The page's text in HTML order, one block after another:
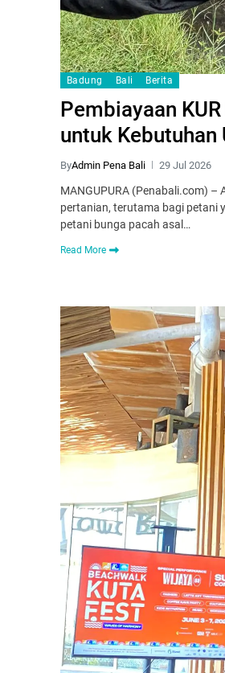
Badung Bali Berita
Pembiayaan
untuk Kebutuhan
ByAdmin Pena Bali 29 Jul 2026
MANGUPURA (Penabali.com)
pertanian, terutama bagi petani
petani bunga pacah asal…
Read More